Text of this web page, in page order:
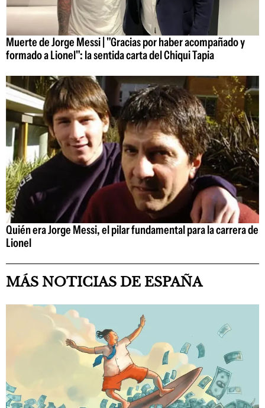
Muerte de Jorge Messi | "Gracias por haber acompañado y
formado a Lionel": la sentida carta del Chiqui Tapia
Quién era Jorge Messi, el pilar fundamental para la carrera de
Lionel
MÁS NOTICIAS DE ESPAÑA